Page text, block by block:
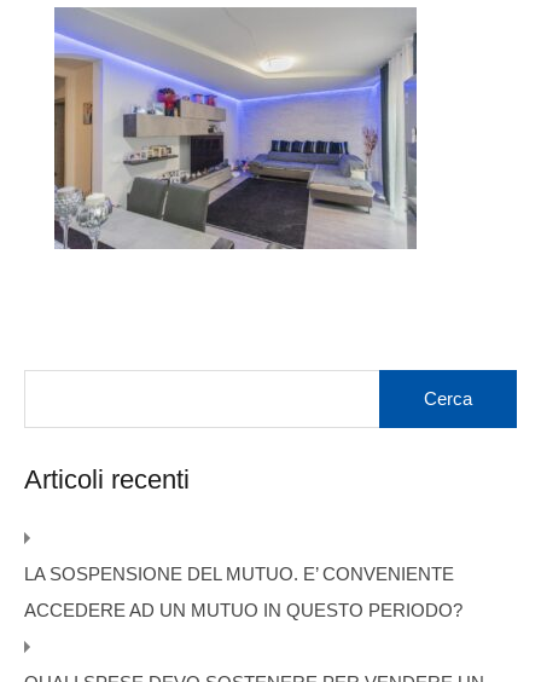
Articoli recenti
LA SOSPENSIONE DEL MUTUO. E’ CONVENIENTE
ACCEDERE AD UN MUTUO IN QUESTO PERIODO?